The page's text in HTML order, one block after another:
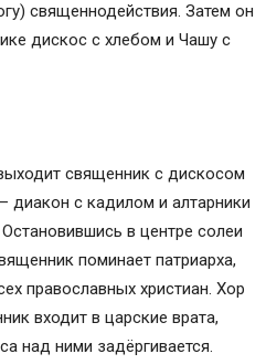
священнодействия. Затем он
дискос с хлебом и Чашу с
священник с дискосом
диакон с кадилом и алтарники
в центре солеи
поминает патриарха,
православных христиан. Хор
входит в царские врата,
над ними задёргивается.